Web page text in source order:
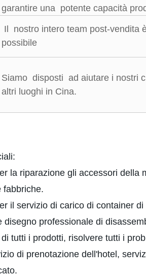
garantire una potente capacità
Il nostro intero team post-
possibile
Siamo disposti ad aiutare i nostri
altri luoghi in Cina.
la riparazione gli accessori
fabbriche.
il servizio di carico di container
disegno professionale di
tutti i prodotti, risolvere tutti i
di prenotazione dell'hotel,